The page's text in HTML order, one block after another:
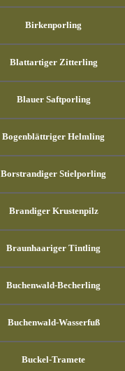
Birkenporling
Blattartiger Zitterling
Blauer Saftporling
Bogenblättriger Helmling
Borstrandiger Stielporling
Brandiger Krustenpilz
Braunhaariger Tintling
Buchenwald-Becherling
Buchenwald-Wasserfuß
Buckel-Tramete